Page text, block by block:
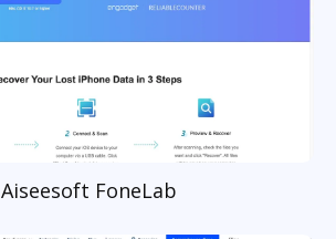
Aiseesoft FoneLab